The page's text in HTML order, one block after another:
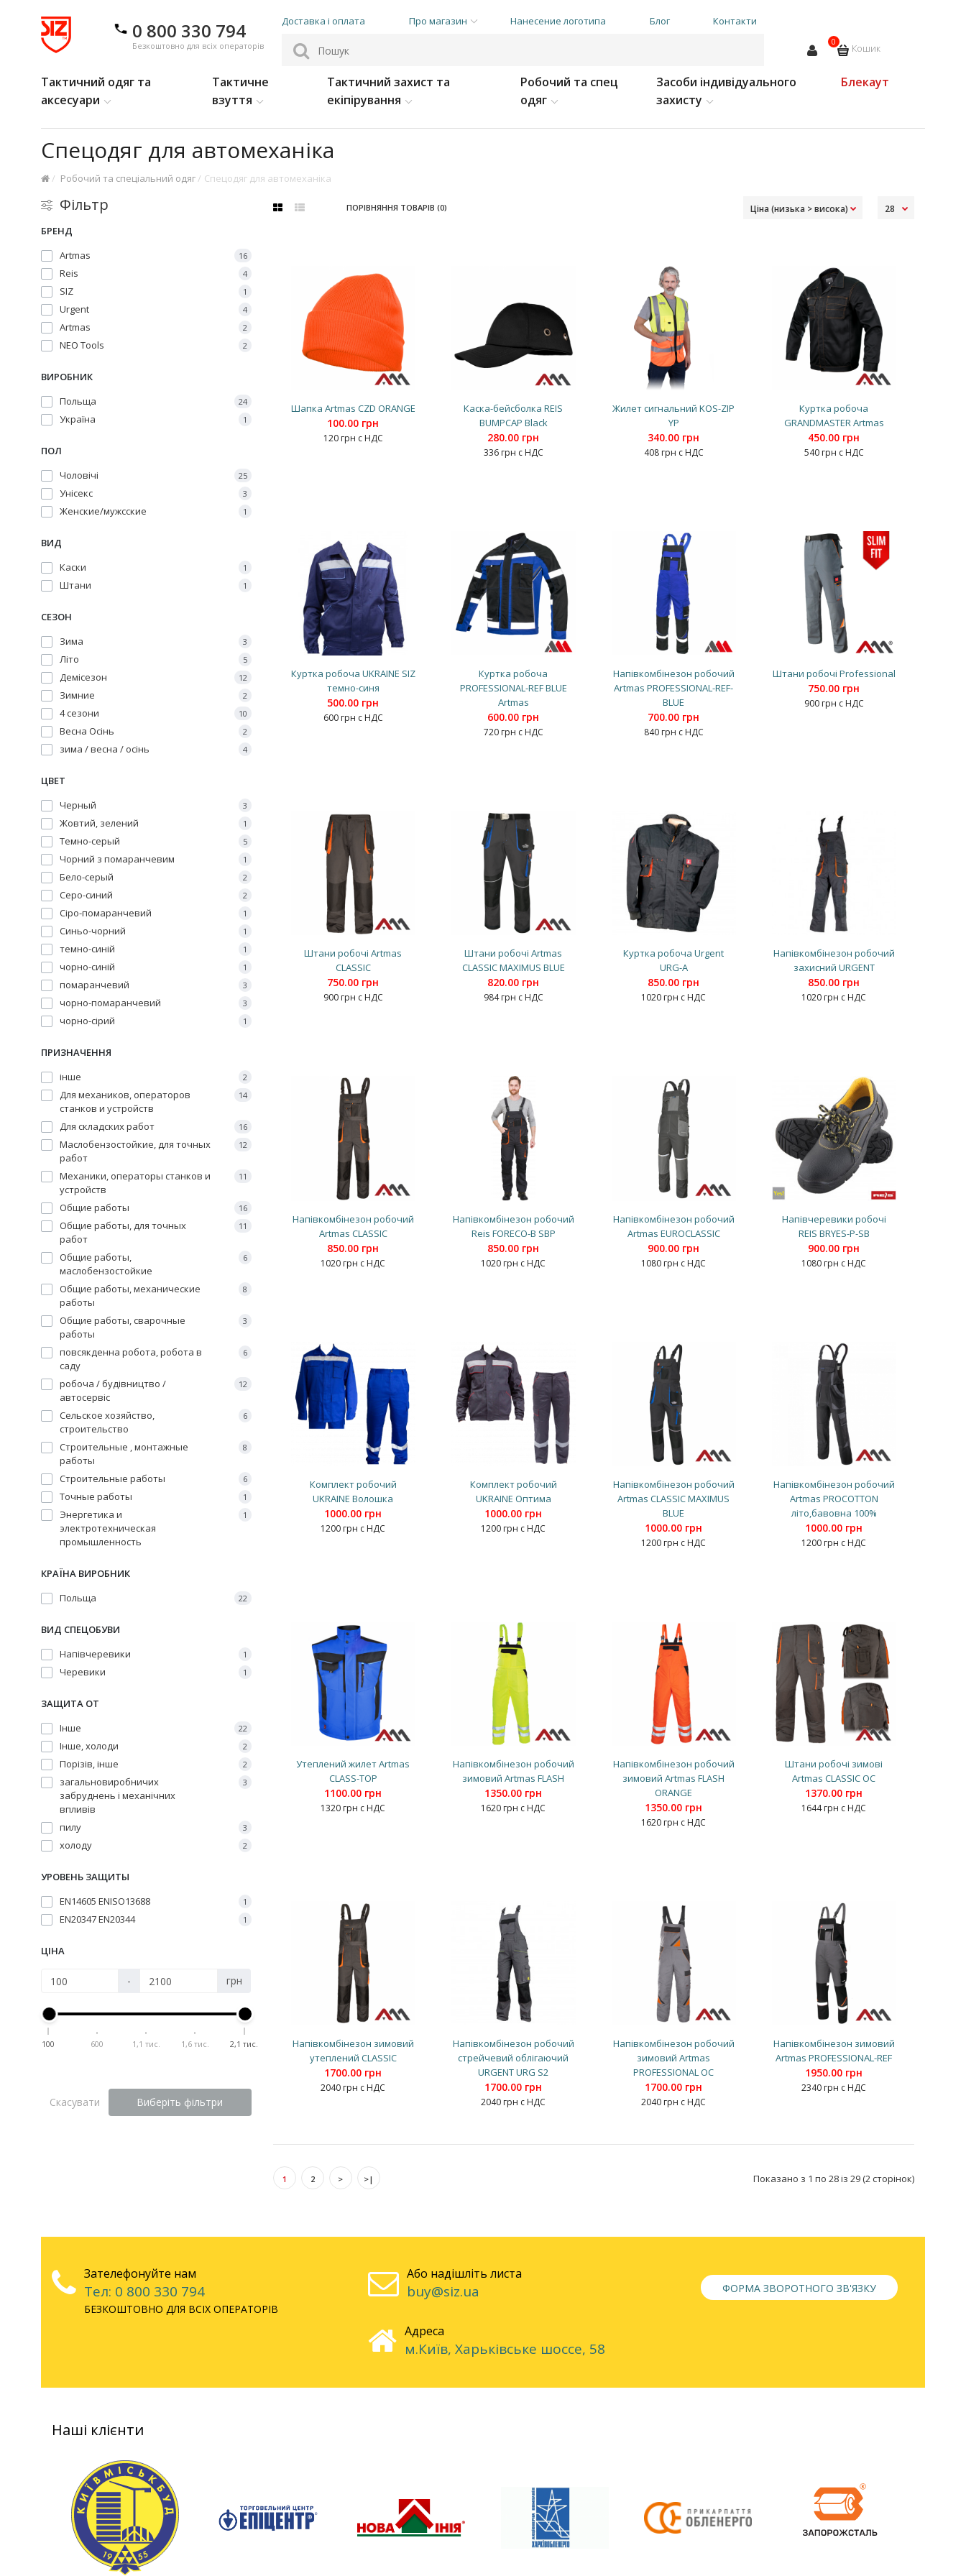
0 800 330 794
Безкоштовно для всіх операторів
Доставка і оплата Про магазин Нанесение логотипа Блог Контакти
0 Кошик
Тактичний одяг та
аксесуари
Тактичне
взуття
Тактичний захист та
екіпірування
Робочий та спец
одяг
Засоби індивідуального
захисту
Блекаут
Cпецодяг для автомеханіка
Робочий та спеціальний одяг Cпецодяг для автомеханіка
Фільтр
БРЕНД
Аrtmas
16
Reis 4
SIZ 1
Urgent 4
Artmas 2
NEO Tools 2
ВИРОБНИК
Польща
24
Україна 1
ПОЛ
Чоловічі
25
Унісекс 3
Женские/мужсские 1
ВИД
Каски
1
Штани 1
СЕЗОН
Зима
3
Літо 5
Демісезон 12
Зимние 2
4 сезони 10
Весна Осінь 2
зима / весна / осінь 4
ЦВЕТ
Черный
3
Жовтий, зелений 1
Темно-серый 5
Чорний з помаранчевим 1
Бело-серый 2
Серо-синий 2
Сіро-помаранчевий 1
Синьо-чорний 1
темно-синій 1
чорно-синій 1
помаранчевий 3
чорно-помаранчевий 3
чорно-сірий 1
ПРИЗНАЧЕННЯ
інше
2
Для механиков, операторов
станков и устройств
14
Для складских работ 16
Маслобензостойкие, для точных
работ
12
Механики, операторы станков и
устройств
11
Общие работы 16
Общие работы, для точных
работ
11
Общие работы,
маслобензостойкие
6
Общие работы, механические
работы
8
Общие работы, сварочные
работы
3
повсякденна робота, робота в
саду
6
робоча / будівництво /
автосервіс
12
Сельское хозяйство,
строительство
6
Строительные , монтажные
работы
8
Строительные работы 6
Точные работы 1
Энергетика и
электротехническая
промышленность
1
КРАЇНА ВИРОБНИК
Польща
22
ВИД СПЕЦОБУВИ
Напівчеревики
1
Черевики 1
ЗАЩИТА ОТ
Інше
22
Інше, холоди 2
Порізів, інше 2
загальновиробничих
забруднень і механічних
впливів
3
пилу 3
холоду 2
УРОВЕНЬ ЗАЩИТЫ
EN14605 ENISO13688
1
EN20347 EN20344 1
ЦІНА
- грн
100 600 1,1 тис. 1,6 тис. 2,1 тис.
Скасувати Виберіть фільтри
ПОРІВНЯННЯ ТОВАРІВ (0)
Шапка Artmas CZD ORANGE
100.00 грн
120 грн с НДС
Каска-бейсболка REIS
BUMPCAP Black
280.00 грн
336 грн с НДС
Жилет сигнальний KOS-ZIP
YP
340.00 грн
408 грн с НДС
Куртка робоча
GRANDMASTER Artmas
450.00 грн
540 грн с НДС
Куртка робоча UKRAINE SIZ
темно-синя
500.00 грн
600 грн с НДС
Куртка робоча
PROFESSIONAL-REF BLUE
Artmas
600.00 грн
720 грн с НДС
Напівкомбінезон робочий
Artmas PROFESSIONAL-REF-
BLUE
700.00 грн
840 грн с НДС
Штани робочі Professional
750.00 грн
900 грн с НДС
Штани робочі Artmas
CLASSIC
750.00 грн
900 грн с НДС
Штани робочі Artmas
CLASSIC MAXIMUS BLUE
820.00 грн
984 грн с НДС
Куртка робоча Urgent
URG-A
850.00 грн
1020 грн с НДС
Напівкомбінезон робочий
захисний URGENT
850.00 грн
1020 грн с НДС
Напівкомбінезон робочий
Artmas CLASSIC
850.00 грн
1020 грн с НДС
Напівкомбінезон робочий
Reis FORECO-B SBP
850.00 грн
1020 грн с НДС
Напівкомбінезон робочий
Artmas EUROCLASSIC
900.00 грн
1080 грн с НДС
Напівчеревики робочі
REIS BRYES-P-SB
900.00 грн
1080 грн с НДС
Комплект робочий
UKRAINE Волошка
1000.00 грн
1200 грн с НДС
Комплект робочий
UKRAINE Оптима
1000.00 грн
1200 грн с НДС
Напівкомбінезон робочий
Artmas CLASSIC MAXIMUS
BLUE
1000.00 грн
1200 грн с НДС
Напівкомбінезон робочий
Artmas PROCOTTON
літо,бавовна 100%
1000.00 грн
1200 грн с НДС
Утеплений жилет Artmas
CLASS-TOP
1100.00 грн
1320 грн с НДС
Напівкомбінезон робочий
зимовий Artmas FLASH
1350.00 грн
1620 грн с НДС
Напівкомбінезон робочий
зимовий Artmas FLASH
ORANGE
1350.00 грн
1620 грн с НДС
Штани робочі зимові
Artmas CLASSIC OC
1370.00 грн
1644 грн с НДС
Напівкомбінезон зимовий
утеплений CLASSIC
1700.00 грн
2040 грн с НДС
Напівкомбінезон робочий
стрейчевий облігаючий
URGENT URG S2
1700.00 грн
2040 грн с НДС
Напівкомбінезон робочий
зимовий Artmas
PROFESSIONAL OC
1700.00 грн
2040 грн с НДС
Напівкомбінезон зимовий
Artmas PROFESSIONAL-REF
1950.00 грн
2340 грн с НДС
1 2 > >| Показано з 1 по 28 із 29 (2 сторінок)
Зателефонуйте нам
Тел: 0 800 330 794
БЕЗКОШТОВНО ДЛЯ ВСІХ ОПЕРАТОРІВ
Або надішліть листа
buy@siz.ua
Адреса
м.Київ, Харьківське шоссе, 58
ФОРМА ЗВОРОТНОГО ЗВ'ЯЗКУ
Наші клієнти